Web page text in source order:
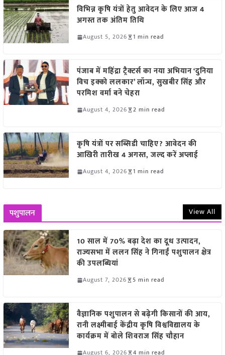
विभिन्न कृषि यंत्रों हेतु आवेदन के लिए आज 4
अगस्त तक अंतिम तिथि
August 5, 2026 1 min read
पंजाब में महिंद्रा ट्रैक्टर्स का नया अभियान ‘दुनिया
विच इक्को ललकार’ लॉन्च, सुखबीर सिंह और
परमिश वर्मा बने चेहरा
August 4, 2026 2 min read
कृषि यंत्रों पर सब्सिडी चाहिए? आवेदन की
आखिरी तारीख 4 अगस्त, जल्द करें अप्लाई
August 4, 2026 1 min read
पशुपालन View All
10 साल में 70% बढ़ा देश का दूध उत्पादन,
राज्यसभा में ललन सिंह ने गिनाईं पशुपालन क्षेत्र
की उपलब्धियां
August 7, 2026 5 min read
वैज्ञानिक पशुपालन से बढ़ेगी किसानों की आय,
रानी लक्ष्मीबाई केंद्रीय कृषि विश्वविद्यालय के
कार्यक्रम में बोले शिवराज सिंह चौहान
August 6, 2026 4 min read